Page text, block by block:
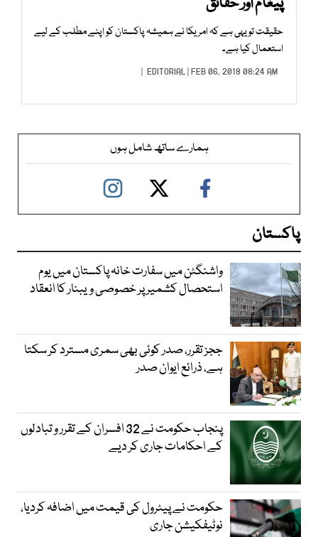
حقیقت تو یہی ہے کہ امریکا نے ہمیشہ پاکستان کو اپنے مطلب کے لیے
استعمال کیا ہے۔
EDITORIAL| FEB 06, 2018 08:24 AM |
ہمارے ساتھ شامل ہوں
پاکستان
واشنگٹن میں سفارت خانہ پاکستان میں یوم
استحصال کشمیر پر خصوصی ویبنار کا انعقاد
ججز تقرر، صدر کوئی بھی سمری مسترد کر سکتا
ہے، ذرائع ایوان صدر
پنجاب حکومت نے 32 افسران کے تقرر و تبادلوں
کے احکامات جاری کر دیے
حکومت نے پیٹرول کی قیمت میں اضافہ کردیا،
نوٹیفکیشن جاری